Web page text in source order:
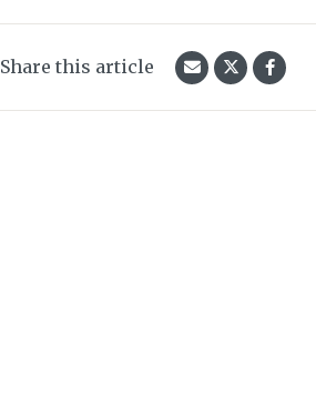
Share this article